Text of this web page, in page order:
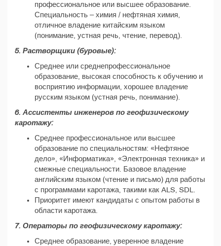
профессиональное или высшее образование.
Специальность – химия / нефтяная химия,
отличное владение китайским языком
(понимание, устная речь, чтение, перевод).
5. Растворщики (буровые):
Среднее или среднепрофессиональное
образование, высокая способность к обучению и
восприятию информации, хорошее владение
русским языком (устная речь, понимание).
6. Ассистенты инженеров по геофизическому
каротажу:
Среднее профессиональное или высшее
образование по специальностям: «Нефтяное
дело», «Информатика», «Электронная техника» и
смежные специальности. Базовое владение
английским языком (чтение и письмо) для работы
с программами каротажа, такими как ALS, SDL.
Приоритет имеют кандидаты с опытом работы в
области каротажа.
7. Операторы по геофизическому каротажу:
Среднее образование, уверенное владение